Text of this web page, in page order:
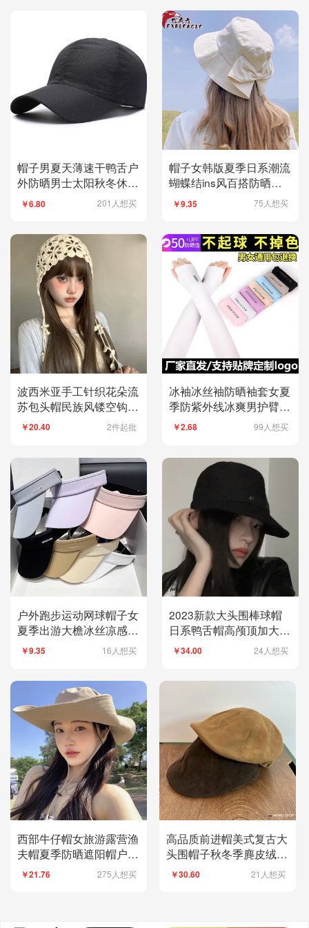
帽子男夏天薄速干鸭舌户
外防晒男士太阳秋冬休闲
钓鱼遮阳棒球帽女
￥6.80 201人想买
帽子女韩版夏季日系潮流
蝴蝶结ins风百搭防晒遮
阳防紫外线渔夫帽
￥9.35 75人想买
波西米亚手工针织花朵流
苏包头帽民族风镂空钩花
帽子云南出游百搭
￥20.40 2件起批
冰袖冰丝袖防晒袖套女夏
季防紫外线冰爽男护臂套
袖批发加长克长款
￥2.68 99人想买
户外跑步运动网球帽子女
夏季出游大檐冰丝凉感无
顶鸭舌帽防紫外线
￥9.35 16人想买
2023新款大头围棒球帽
日系鸭舌帽高颅顶加大加
深显脸小韩版百搭潮
￥34.00 24人想买
西部牛仔帽女旅游露营渔
夫帽夏季防晒遮阳帽户外
登山太阳帽子男潮
￥21.76 275人想买
高品质前进帽美式复古大
头围帽子秋冬季麂皮绒日
系贝雷帽女鸭舌帽
￥30.60 21人想买